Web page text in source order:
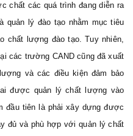
chất các quá trình đang diễn ra
quản lý đào tạo nhằm mục tiêu
chất lượng đào tạo. Tuy nhiên,
các trường CAND cũng đã xuất
và các điều kiện đảm bảo
được quản lý chất lượng vào
đầu tiên là phải xây dựng được
đủ và phù hợp với quản lý chất